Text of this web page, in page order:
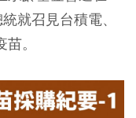
就召見台積電、
。